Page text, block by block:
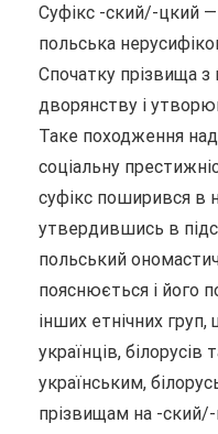
Суфікс -ский/-цкий
польська
Спочатку прізвища
дворянству і
Таке походження
соціальну
суфікс поширився в
утвердившись в
польський
пояснюється і його
інших етнічних
українців, білорусів
українським,
прізвищам на -